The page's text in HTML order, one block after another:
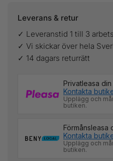
Leverans & retur
✓ Leveranstid 1 till 3
✓ Vi skickar över hela
✓ 14 dagars returrätt
Privatleasa
Kontakta
Upplägg och
butiken.
Förmånsleasa
Kontakta
Upplägg och
butiken.